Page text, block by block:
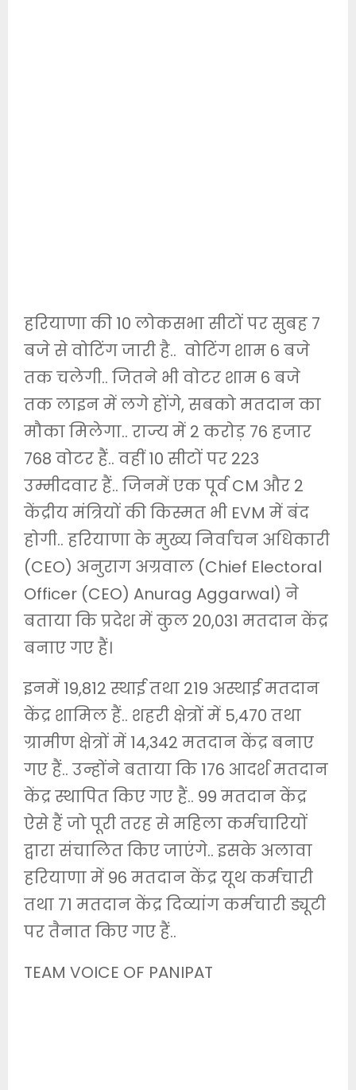
हरियाणा की 10 लोकसभा सीटों पर सुबह 7
बजे से वोटिंग जारी है.. वोटिंग शाम 6 बजे
तक चलेगी.. जितने भी वोटर शाम 6 बजे
तक लाइन में लगे होंगे, सबको मतदान का
मौका मिलेगा.. राज्य में 2 करोड़ 76 हजार
768 वोटर हैं.. वहीं 10 सीटों पर 223
उम्मीदवार हैं.. जिनमें एक पूर्व CM और 2
केंद्रीय मंत्रियों की किस्मत भी EVM में बंद
होगी.. हरियाणा के मुख्य निर्वाचन अधिकारी
(CEO) अनुराग अग्रवाल (Chief Electoral
Officer (CEO) Anurag Aggarwal) ने
बताया कि प्रदेश में कुल 20,031 मतदान केंद्र
बनाए गए हैं।
इनमें 19,812 स्थाई तथा 219 अस्थाई मतदान
केंद्र शामिल हैं.. शहरी क्षेत्रों में 5,470 तथा
ग्रामीण क्षेत्रों में 14,342 मतदान केंद्र बनाए
गए हैं.. उन्होंने बताया कि 176 आदर्श मतदान
केंद्र स्थापित किए गए हैं.. 99 मतदान केंद्र
ऐसे हैं जो पूरी तरह से महिला कर्मचारियों
द्वारा संचालित किए जाएंगे.. इसके अलावा
हरियाणा में 96 मतदान केंद्र यूथ कर्मचारी
तथा 71 मतदान केंद्र दिव्यांग कर्मचारी ड्यूटी
पर तैनात किए गए हैं..
TEAM VOICE OF PANIPAT